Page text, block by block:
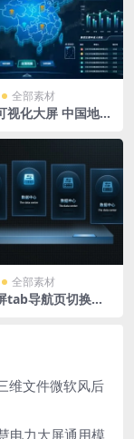
全部素材
视化大屏 中国地图
全部素材
tab导航页切换系
维文件微软风后
电力大屏通用模